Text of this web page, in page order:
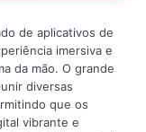
de aplicativos de
imersiva e
da mão. O grande
diversas
que os
vibrante e